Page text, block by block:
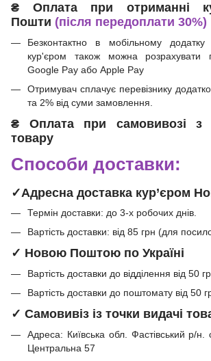
₴ Оплата при отриманні
Пошти (після передоплати 30%)
Безконтактно в мобільному
кур'єром також можна розрахувати
Google Pay або Apple Pay
Отримувач сплачує перевізнику
та 2% від суми замовлення.
₴ Оплата при самовивозі з
товару
Способи доставки:
✓Адресна доставка кур’єром
Термін доставки: до 3-х робочих днів.
Вартість доставки: від 85 грн (для
✓ Новою Поштою по Україні
Вартість доставки до відділення від 50
Вартість доставки до поштомату від 50
✓ Самовивіз із точки видачі
Адреса: Київська обл. Фастівський р/н.
Центральна 57